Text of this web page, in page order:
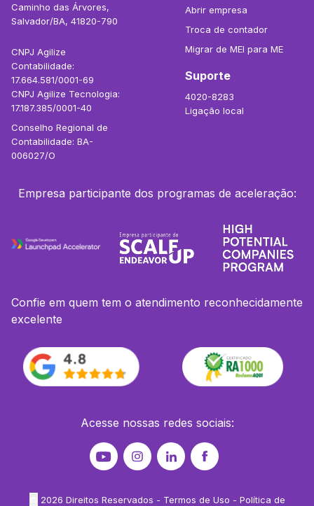
Caminho das Árvores,
Salvador/BA, 41820-790
CNPJ Agilize
Contabilidade:
17.664.581/0001-69
CNPJ Agilize Tecnologia:
17.187.385/0001-40
Conselho Regional de
Contabilidade: BA-
006027/O
Abrir empresa
Troca de contador
Migrar de MEI para ME
Suporte
4020-8283
Ligação local
Empresa participante dos programas de aceleração:
Confie em quem tem o atendimento reconhecidamente
excelente
Acesse nossas redes sociais:
2026 Direitos Reservados - Termos de Uso - Política de